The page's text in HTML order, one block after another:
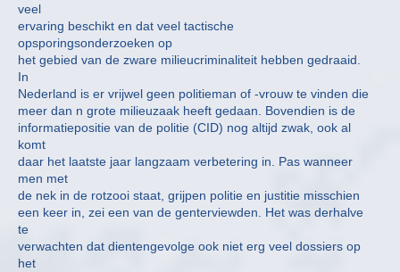
veel
ervaring beschikt en dat veel tactische
opsporingsonderzoeken op
het gebied van de zware milieucriminaliteit hebben gedraaid.
In
Nederland is er vrijwel geen politieman of -vrouw te vinden die
meer dan n grote milieuzaak heeft gedaan. Bovendien is de
informatiepositie van de politie (CID) nog altijd zwak, ook al
komt
daar het laatste jaar langzaam verbetering in. Pas wanneer
men met
de nek in de rotzooi staat, grijpen politie en justitie misschien
een keer in, zei een van de genterviewden. Het was derhalve
te
verwachten dat dientengevolge ook niet erg veel dossiers op
het